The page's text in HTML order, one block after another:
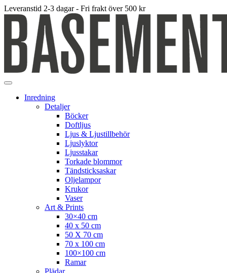
Leveranstid 2-3 dagar - Fri frakt över 500 kr
Inredning
Detaljer
Böcker
Doftljus
Ljus & Ljustillbehör
Ljuslyktor
Ljusstakar
Torkade blommor
Tändsticksaskar
Oljelampor
Krukor
Vaser
Art & Prints
30×40 cm
40 x 50 cm
50 X 70 cm
70 x 100 cm
100×100 cm
Ramar
Plädar